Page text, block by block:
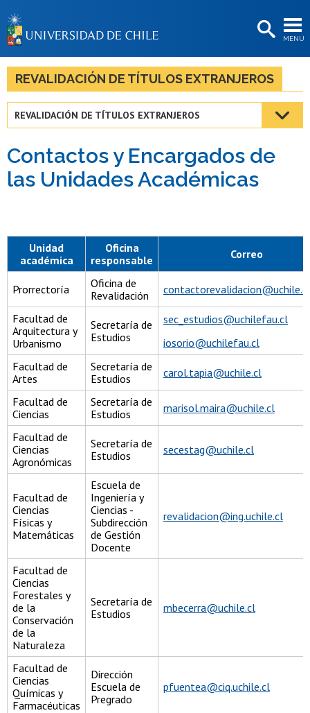
MENÚ
BIBLIOTECAS
LA UNIVERSIDAD
Estudiantes
Académicas/os
Funcionarias/os
REVALIDACIÓN DE TÍTULOS EXTRANJEROS
REVALIDACIÓN DE TÍTULOS EXTRANJEROS
Contactos y Encargados de
las Unidades Académicas
Unidad
académica
Oficina
responsable
Correo
Prorrectoría
Oficina de
Revalidación
contactorevalidacion@uchile.cl
Facultad de
Arquitectura y
Urbanismo
Secretaría de
Estudios
sec_estudios@uchilefau.cl
iosorio@uchilefau.cl
Facultad de
Artes
Secretaría de
Estudios
carol.tapia@uchile.cl
Facultad de
Ciencias
Secretaría de
Estudios
marisol.maira@uchile.cl
Facultad de
Ciencias
Agronómicas
Secretaría de
Estudios
secestag@uchile.cl
Facultad de
Ciencias
Físicas y
Matemáticas
Escuela de
Ingeniería y
Ciencias -
Subdirección
de Gestión
Docente
revalidacion@ing.uchile.cl
Facultad de
Ciencias
Forestales y
de la
Conservación
de la
Naturaleza
Secretaría de
Estudios
mbecerra@uchile.cl
Facultad de
Ciencias
Químicas y
Farmacéuticas
Dirección
Escuela de
Pregrado
pfuentea@ciq.uchile.cl